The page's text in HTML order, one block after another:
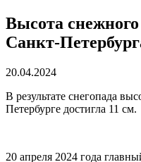
Высота
Санкт-
20.04.2024
В результате снегопада
Петербурге достигла 11 см.
20 апреля 2024 года